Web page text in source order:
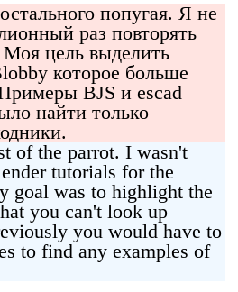
попугая. Я не
раз повторять
цель выделить
которое больше
BJS и escad
найти только
of the parrot. I wasn't
tutorials for the
goal was to highlight the
you can't look up
you would have to
to find any examples of